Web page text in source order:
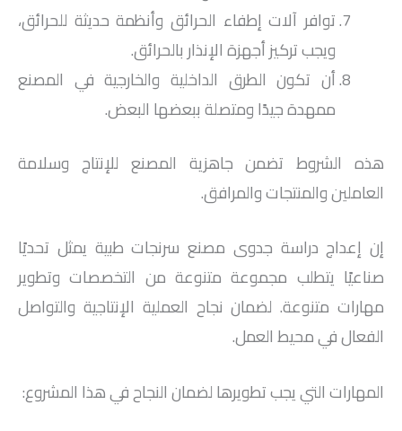
توافر آلات إطفاء الحرائق وأنظمة حديثة للحرائق،
ويجب تركيز أجهزة الإنذار بالحرائق.
أن تكون الطرق الداخلية والخارجية في المصنع
ممهدة جيدًا ومتصلة ببعضها البعض.
هذه الشروط تضمن جاهزية المصنع للإنتاج وسلامة
العاملين والمنتجات والمرافق.
إن إعداج دراسة جدوى مصنع سرنجات طبية يمثل تحديًا
صناعيًا يتطلب مجموعة متنوعة من التخصصات وتطوير
مهارات متنوعة. لضمان نجاح العملية الإنتاجية والتواصل
الفعال في محيط العمل.
المهارات التي يجب تطويرها لضمان النجاح في هذا المشروع: